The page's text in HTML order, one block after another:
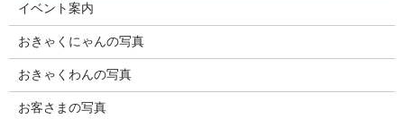
イベント案内
おきゃくにゃんの写真
おきゃくわんの写真
お客さまの写真